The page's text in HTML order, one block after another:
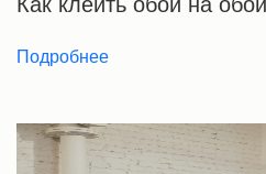
Подробнее